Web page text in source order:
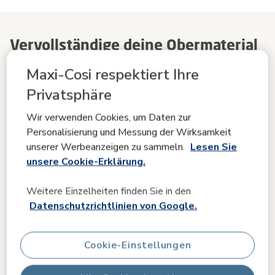
Maxi-Cosi respektiert Ihre
Privatsphäre
Wir verwenden Cookies, um Daten zur
Personalisierung und Messung der Wirksamkeit
unserer Werbeanzeigen zu sammeln. Lesen Sie
unsere Cookie-Erklärung.
Weitere Einzelheiten finden Sie in den
Datenschutzrichtlinien von Google.
Cookie-Einstellungen
Vervollständige deine Obermaterial
Passende Produkte